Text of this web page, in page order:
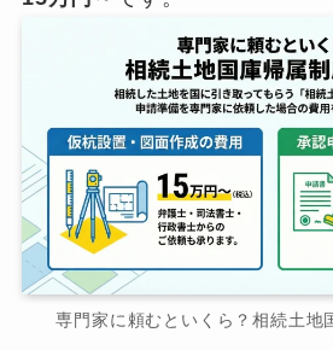
専門家に頼むといくら？相続土地